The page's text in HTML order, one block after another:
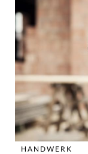
HANDWERK